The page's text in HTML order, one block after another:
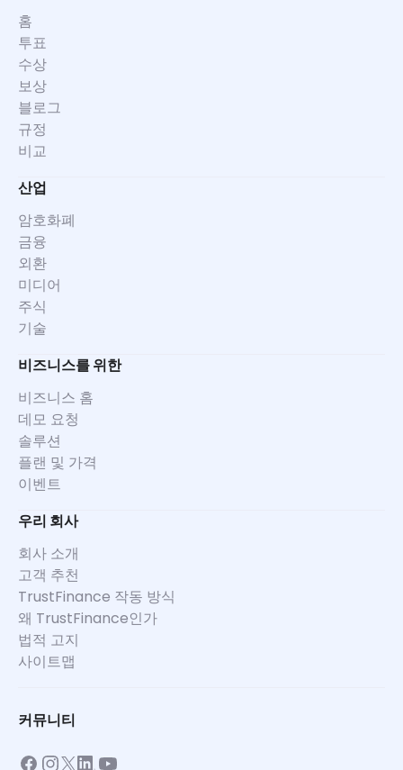
홈
투표
수상
보상
블로그
규정
비교
산업
암호화폐
금융
외환
미디어
주식
기술
비즈니스를 위한
비즈니스 홈
데모 요청
솔루션
플랜 및 가격
이벤트
우리 회사
회사 소개
고객 추천
TrustFinance 작동 방식
왜 TrustFinance인가
법적 고지
사이트맵
커뮤니티